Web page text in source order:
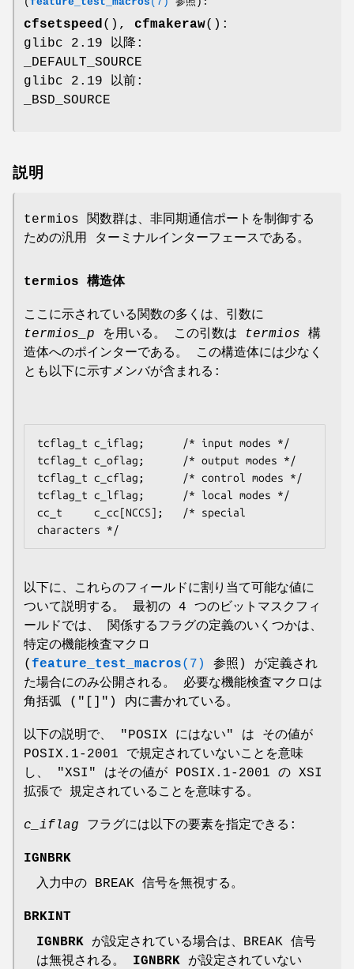
cfsetspeed(), cfmakeraw():
glibc 2.19 以降:
_DEFAULT_SOURCE
glibc 2.19 以前:
_BSD_SOURCE
説明
termios 関数群は、非同期通信ポートを制御する
ための汎用 ターミナルインターフェースである。
termios 構造体
ここに示されている関数の多くは、引数に
termios_p を用いる。 この引数は termios 構
造体へのポインターである。 この構造体には少なく
とも以下に示すメンバが含まれる:
tcflag_t c_iflag;      /* input modes */
tcflag_t c_oflag;      /* output modes */
tcflag_t c_cflag;      /* control modes */
tcflag_t c_lflag;      /* local modes */
cc_t     c_cc[NCCS];   /* special
以下に、これらのフィールドに割り当て可能な値に
ついて説明する。 最初の 4 つのビットマスクフィ
ールドでは、 関係するフラグの定義のいくつかは、
特定の機能検査マクロ
( feature_test_macros(7)
参照) が定義され
た場合にのみ公開される。 必要な機能検査マクロは
角括弧 ("[]") 内に書かれている。
以下の説明で、 "POSIX にはない" は その値が
POSIX.1-2001 で規定されていないことを意味
し、 "XSI" はその値が POSIX.1-2001 の XSI
拡張で 規定されていることを意味する。
c_iflag フラグには以下の要素を指定できる:
IGNBRK
入力中の BREAK 信号を無視する。
BRKINT
IGNBRK が設定されている場合は、BREAK 信号
は無視される。 IGNBRK が設定されていない